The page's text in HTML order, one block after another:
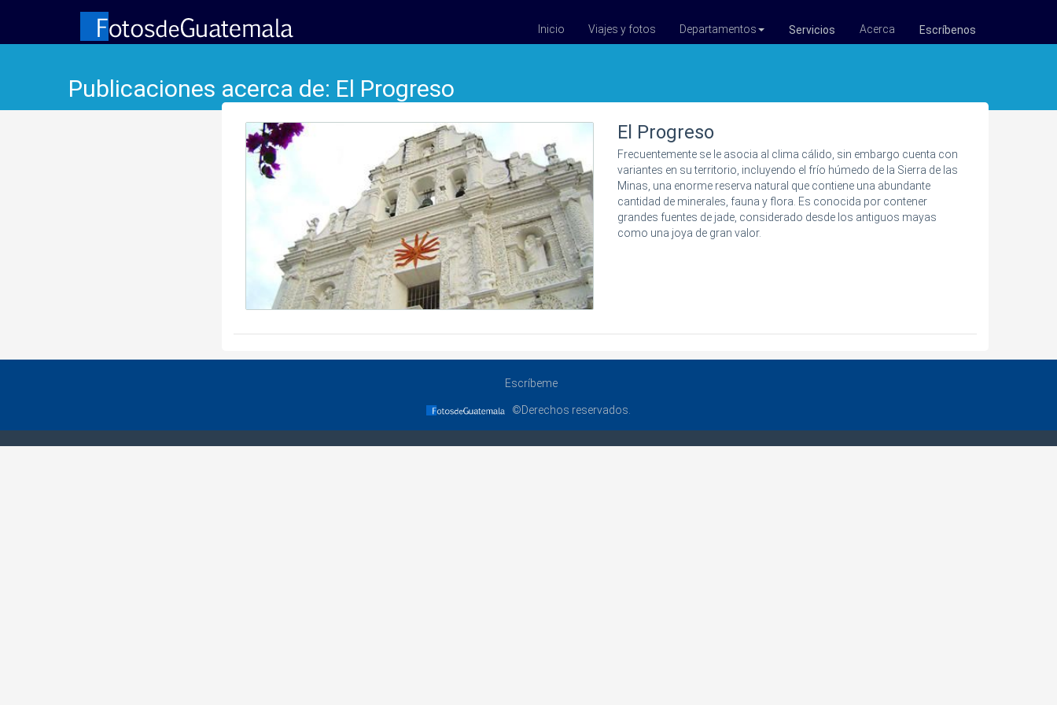
Inicio Viajes y fotos Departamentos Servicios Acerca Escríbenos
Publicaciones acerca de: El Progreso
El Progreso
Frecuentemente se le asocia al clima cálido, sin embargo cuenta con
variantes en su territorio, incluyendo el frío húmedo de la Sierra de las
Minas, una enorme reserva natural que contiene una abundante
cantidad de minerales, fauna y flora. Es conocida por contener
grandes fuentes de jade, considerado desde los antiguos mayas
como una joya de gran valor.
Escríbeme
©Derechos reservados.